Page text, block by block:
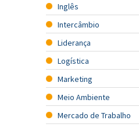
Inglês
Intercâmbio
Liderança
Logística
Marketing
Meio Ambiente
Mercado de Trabalho